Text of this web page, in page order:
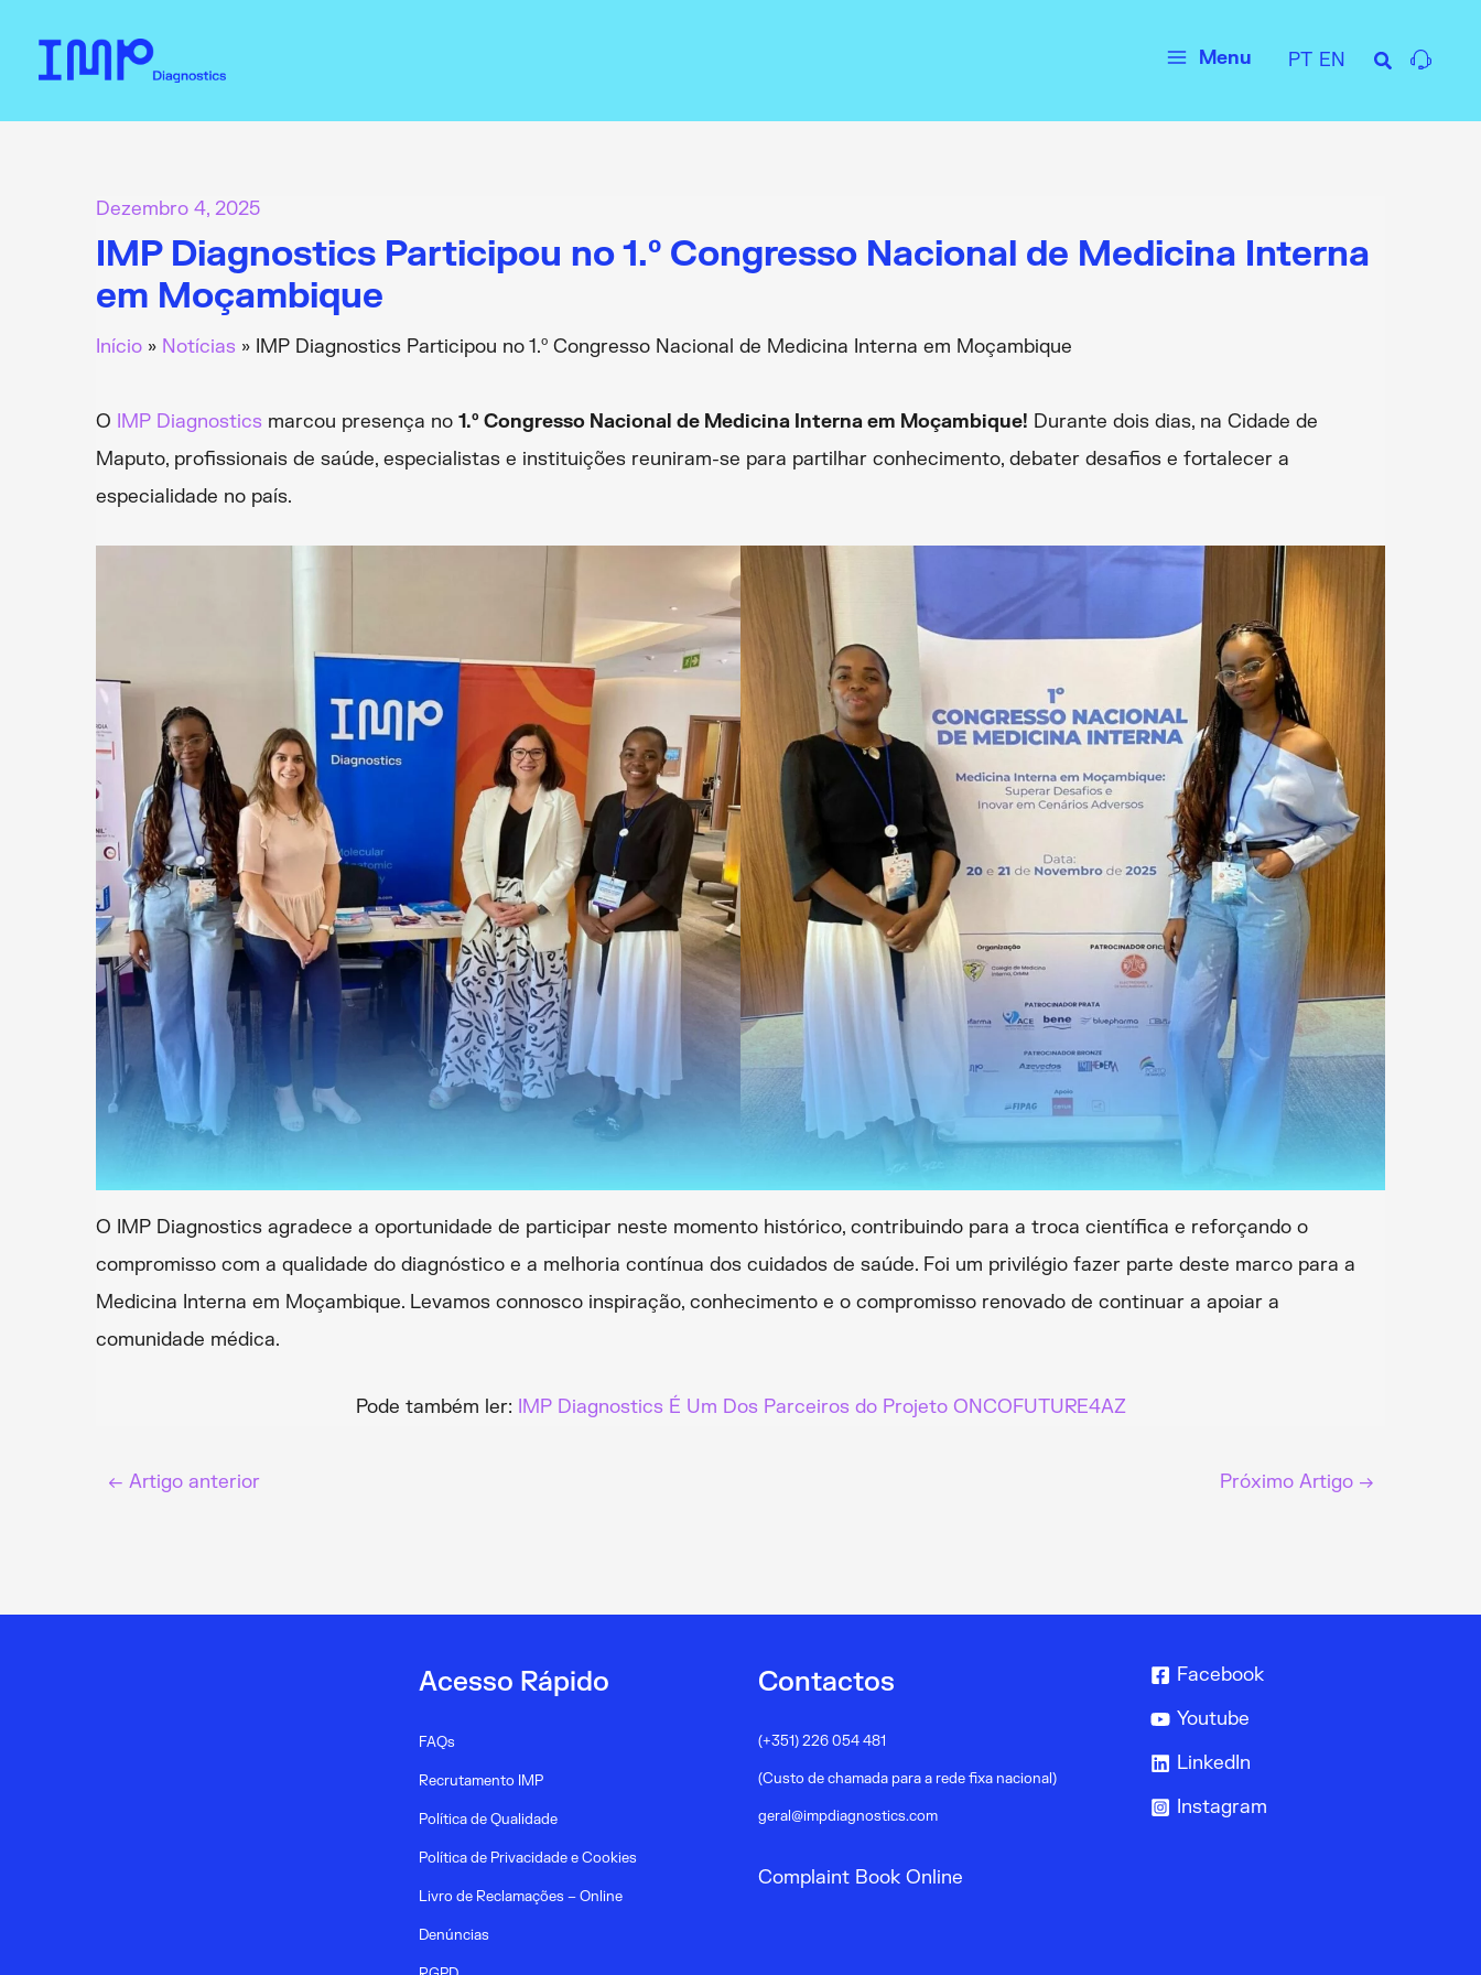
Menu
Menu PT EN
Dezembro 4, 2025
IMP Diagnostics Participou no 1.º Congresso Nacional de Medicina Interna
em Moçambique
Início Notícias IMP Diagnostics Participou no 1.º Congresso Nacional de Medicina Interna em Moçambique
O IMP Diagnostics marcou presença no 1.º Congresso Nacional de Medicina Interna em Moçambique! Durante dois dias, na Cidade de
Maputo, profissionais de saúde, especialistas e instituições reuniram-se para partilhar conhecimento, debater desafios e fortalecer a
especialidade no país.
O IMP Diagnostics agradece a oportunidade de participar neste momento histórico, contribuindo para a troca científica e reforçando o
compromisso com a qualidade do diagnóstico e a melhoria contínua dos cuidados de saúde. Foi um privilégio fazer parte deste marco para a
Medicina Interna em Moçambique. Levamos connosco inspiração, conhecimento e o compromisso renovado de continuar a apoiar a
comunidade médica.
Pode também ler: IMP Diagnostics É Um Dos Parceiros do Projeto ONCOFUTURE4AZ
← Artigo anterior Próximo Artigo →
Acesso Rápido
FAQs
Recrutamento IMP
Política de Qualidade
Política de Privacidade e Cookies
Livro de Reclamações – Online
Denúncias
Contactos
(+351) 226 054 481
(Custo de chamada para a rede fixa nacional)
geral@impdiagnostics.com
Complaint Book Online
Facebook
Youtube
LinkedIn
Instagram